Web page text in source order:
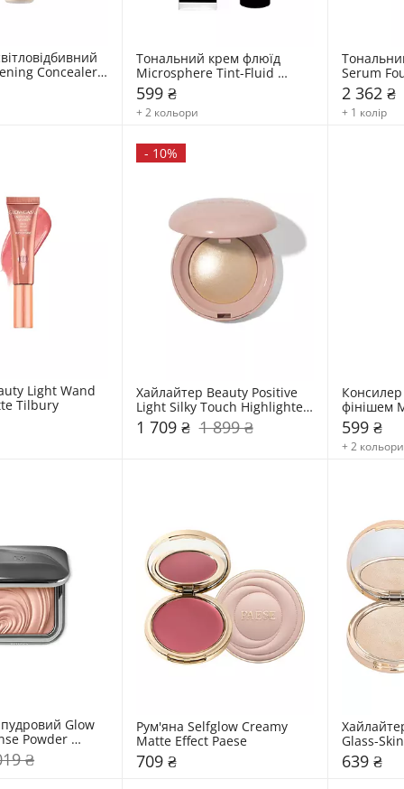
Concealer
Тональний крем флюїд
Microsphere Tint-Fluid
Moday
599 ₴
+ 2 кольори
Serum
2 362 ₴
+ 1 колір
Light Wand
Tilbury
- 10%
Хайлайтер Beauty Positive
Light Silky Touch Highlighter
Rare Beauty
1 709 ₴ 1 899 ₴
фінішем
Paese
599 ₴
+ 2 кольори
Glow
Powder
Milano
₴
Рум'яна Selfglow Creamy
Matte Effect Paese
709 ₴
Glass-
639 ₴